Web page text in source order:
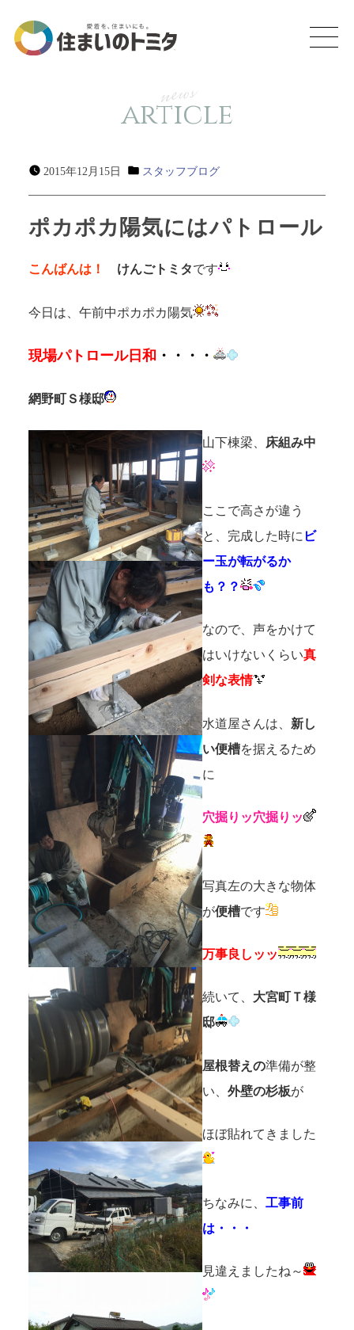
news
article
2015年12月15日 スタッフブログ
ポカポカ陽気にはパトロール
こんばんは！ けんごトミタです
今日は、午前中ポカポカ陽気
現場パトロール日和 ・・・・
網野町Ｓ様邸
山下棟梁、 床組み中
ここで高さが違う
と、完成した時に ビ
ー玉が転がるか
も？？
なので、声をかけて
はいけないくらい真
剣な表情
水道屋さんは、 新し
い便槽を据えるため
に
穴掘りッ穴掘りッ
写真左の大きな物体
が便槽です
万事良しッッ
続いて、 大宮町Ｔ様
邸
屋根替えの準備が整
い、 外壁の杉板が
ほぼ貼れてきました
ちなみに、 工事前
は・・・
見違えましたね～